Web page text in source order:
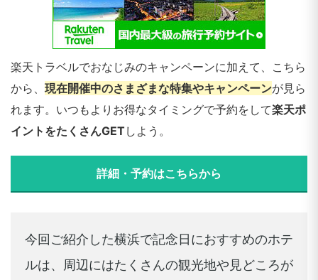
楽天トラベルでおなじみのキャンペーンに加えて、こちら
から、 現在開催中のさまざまな特集やキャンペーンが見ら
れます。いつもよりお得なタイミングで予約をして楽天ポ
イントをたくさんGET しよう。
詳細・予約はこちらから
今回ご紹介した横浜で記念日におすすめのホテ
ルは、周辺にはたくさんの観光地や見どころが